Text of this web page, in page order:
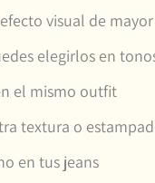
visual de
elegirlos en
el mismo outfit
textura o
en tus jeans